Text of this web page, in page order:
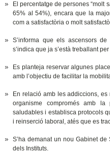
El percentatge de persones “molt
65% al 54%), encara que la
com a satisfactòria o molt
S’informa que els ascensors
s’indica que ja s’està treballant
Es planteja reservar algunes
amb l’objectiu de facilitar la
En relació amb les addiccions,
organisme compromés amb
saludables i establisca protocols
i reinserció laboral, atés que es
S’ha demanat un nou Gabinet
dels Instituts.